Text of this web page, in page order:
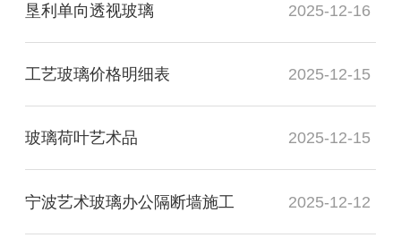
垦利单向透视玻璃 2025-12-16
工艺玻璃价格明细表 2025-12-15
玻璃荷叶艺术品 2025-12-15
宁波艺术玻璃办公隔断墙施工 2025-12-12